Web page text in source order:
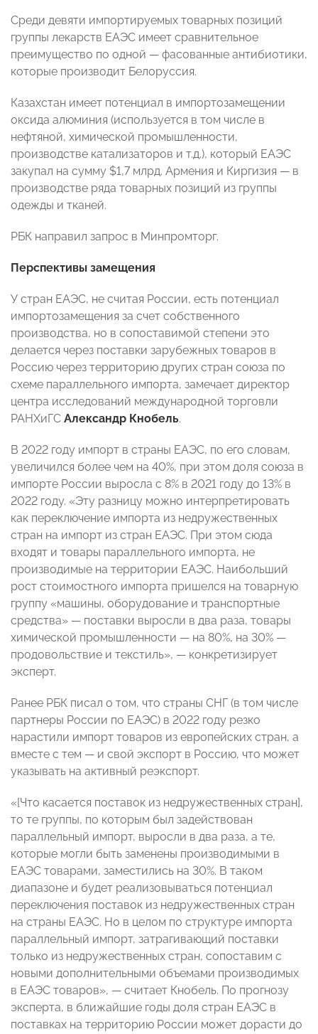
Среди девяти импортируемых товарных позиций
группы лекарств ЕАЭС имеет сравнительное
преимущество по одной — фасованные антибиотики,
которые производит Белоруссия.
Казахстан имеет потенциал в импортозамещении
оксида алюминия (используется в том числе в
нефтяной, химической промышленности,
производстве катализаторов и т.д.), который ЕАЭС
закупал на сумму $1,7 млрд. Армения и Киргизия — в
производстве ряда товарных позиций из группы
одежды и тканей.
РБК направил запрос в Минпромторг.
Перспективы замещения
У стран ЕАЭС, не считая России, есть потенциал
импортозамещения за счет собственного
производства, но в сопоставимой степени это
делается через поставки зарубежных товаров в
Россию через территорию других стран союза по
схеме параллельного импорта, замечает директор
центра исследований международной торговли
РАНХиГС Александр Кнобель.
В 2022 году импорт в страны ЕАЭС, по его словам,
увеличился более чем на 40%, при этом доля союза в
импорте России выросла с 8% в 2021 году до 13% в
2022 году. «Эту разницу можно интерпретировать
как переключение импорта из недружественных
стран на импорт из стран ЕАЭС. При этом сюда
входят и товары параллельного импорта, не
производимые на территории ЕАЭС. Наибольший
рост стоимостного импорта пришелся на товарную
группу «машины, оборудование и транспортные
средства» — поставки выросли в два раза, товары
химической промышленности — на 80%, на 30% —
продовольствие и текстиль», — конкретизирует
эксперт.
Ранее РБК писал о том, что страны СНГ (в том числе
партнеры России по ЕАЭС) в 2022 году резко
нарастили импорт товаров из европейских стран, а
вместе с тем — и свой экспорт в Россию, что может
указывать на активный реэкспорт.
«[Что касается поставок из недружественных стран],
то те группы, по которым был задействован
параллельный импорт, выросли в два раза, а те,
которые могли быть заменены производимыми в
ЕАЭС товарами, заместились на 30%. В таком
диапазоне и будет реализовываться потенциал
переключения поставок из недружественных стран
на страны ЕАЭС. Но в целом по структуре импорта
параллельный импорт, затрагивающий поставки
только из недружественных стран, сопоставим с
новыми дополнительными объемами производимых
в ЕАЭС товаров», — считает Кнобель. По прогнозу
эксперта, в ближайшие годы доля стран ЕАЭС в
поставках на территорию России может дорасти до